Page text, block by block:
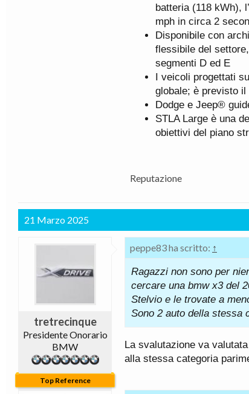
batteria (118 kWh),
mph in circa 2
Disponibile con
flessibile del
segmenti D ed E
I veicoli progettati
globale; è previsto
Dodge e Jeep®
STLA Large è una
obiettivi del piano
Reputazione
21 Marzo 2025
tretrecinque
Presidente Onorario
BMW
Top Reference
peppe83 ha scritto: ↑
Ragazzi non sono per
cercare una bmw x3 del
Stelvio e le trovate a
Sono 2 auto della stessa
La svalutazione va
alla stessa categoria